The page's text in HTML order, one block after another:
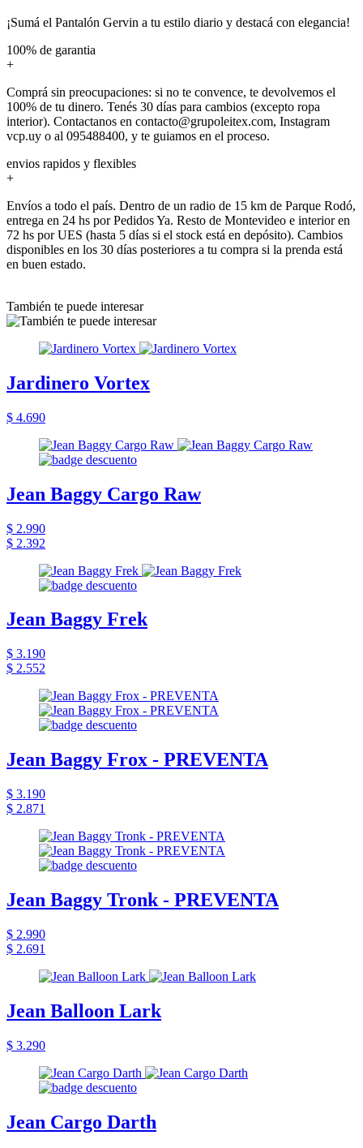
¡Sumá el Pantalón Gervin a tu estilo diario y destacá con elegancia!
100% de garantia
+
Comprá sin preocupaciones: si no te convence, te devolvemos el
100% de tu dinero. Tenés 30 días para cambios (excepto ropa
interior). Contactanos en contacto@grupoleitex.com, Instagram
vcp.uy o al 095488400, y te guiamos en el proceso.
envios rapidos y flexibles
+
Envíos a todo el país. Dentro de un radio de 15 km de Parque Rodó,
entrega en 24 hs por Pedidos Ya. Resto de Montevideo e interior en
72 hs por UES (hasta 5 días si el stock está en depósito). Cambios
disponibles en los 30 días posteriores a tu compra si la prenda está
en buen estado.
También te puede interesar
Jardinero Vortex
$ 4.690
Jean Baggy Cargo Raw
$ 2.990
$ 2.392
Jean Baggy Frek
$ 3.190
$ 2.552
Jean Baggy Frox - PREVENTA
$ 3.190
$ 2.871
Jean Baggy Tronk - PREVENTA
$ 2.990
$ 2.691
Jean Balloon Lark
$ 3.290
Jean Cargo Darth